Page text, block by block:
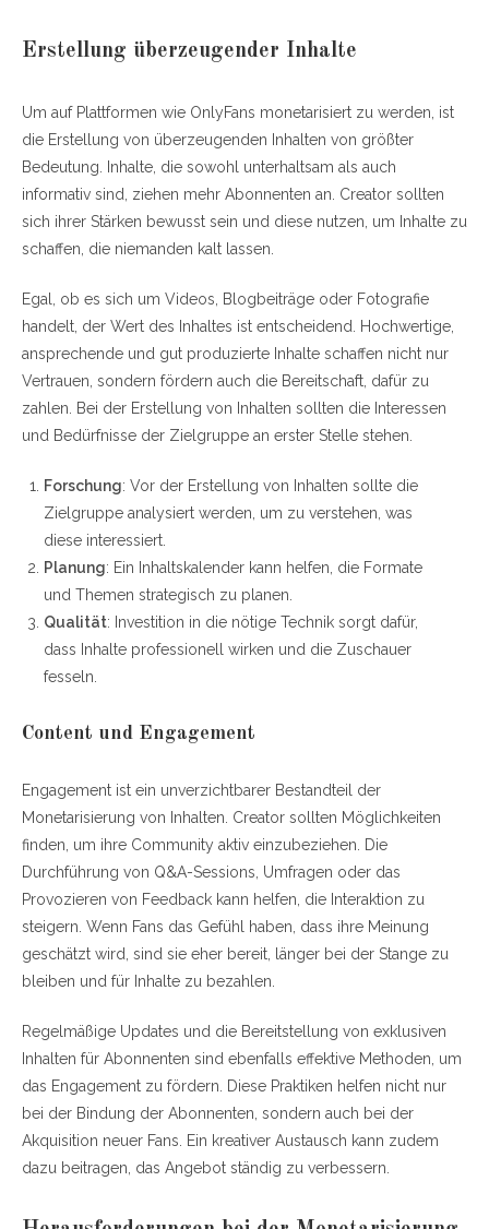
Erstellung überzeugender Inhalte
Um auf Plattformen wie OnlyFans monetarisiert zu werden, ist
die Erstellung von überzeugenden Inhalten von größter
Bedeutung. Inhalte, die sowohl unterhaltsam als auch
informativ sind, ziehen mehr Abonnenten an. Creator sollten
sich ihrer Stärken bewusst sein und diese nutzen, um Inhalte zu
schaffen, die niemanden kalt lassen.
Egal, ob es sich um Videos, Blogbeiträge oder Fotografie
handelt, der Wert des Inhaltes ist entscheidend. Hochwertige,
ansprechende und gut produzierte Inhalte schaffen nicht nur
Vertrauen, sondern fördern auch die Bereitschaft, dafür zu
zahlen. Bei der Erstellung von Inhalten sollten die Interessen
und Bedürfnisse der Zielgruppe an erster Stelle stehen.
Forschung: Vor der Erstellung von Inhalten sollte die
Zielgruppe analysiert werden, um zu verstehen, was
diese interessiert.
Planung: Ein Inhaltskalender kann helfen, die Formate
und Themen strategisch zu planen.
Qualität: Investition in die nötige Technik sorgt dafür,
dass Inhalte professionell wirken und die Zuschauer
fesseln.
Content und Engagement
Engagement ist ein unverzichtbarer Bestandteil der
Monetarisierung von Inhalten. Creator sollten Möglichkeiten
finden, um ihre Community aktiv einzubeziehen. Die
Durchführung von Q&A-Sessions, Umfragen oder das
Provozieren von Feedback kann helfen, die Interaktion zu
steigern. Wenn Fans das Gefühl haben, dass ihre Meinung
geschätzt wird, sind sie eher bereit, länger bei der Stange zu
bleiben und für Inhalte zu bezahlen.
Regelmäßige Updates und die Bereitstellung von exklusiven
Inhalten für Abonnenten sind ebenfalls effektive Methoden, um
das Engagement zu fördern. Diese Praktiken helfen nicht nur
bei der Bindung der Abonnenten, sondern auch bei der
Akquisition neuer Fans. Ein kreativer Austausch kann zudem
dazu beitragen, das Angebot ständig zu verbessern.